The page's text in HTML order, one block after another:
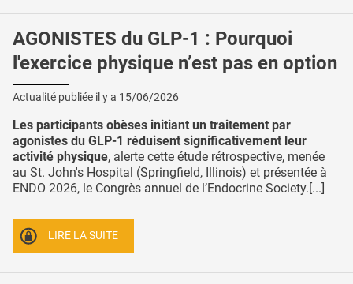
AGONISTES du GLP-1 : Pourquoi
l'exercice physique n’est pas en option
Actualité publiée il y a 15/06/2026
Les participants obèses initiant un traitement par
agonistes du GLP-1 réduisent significativement leur
activité physique, alerte cette étude rétrospective, menée
au St. John's Hospital (Springfield, Illinois) et présentée à
ENDO 2026, le Congrès annuel de l’Endocrine Society.[...]
LIRE LA SUITE